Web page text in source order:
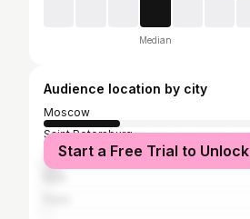
Median
Audience location by city
Moscow
Saint Petersburg
Tel Aviv
Start a Free Trial to Unlock